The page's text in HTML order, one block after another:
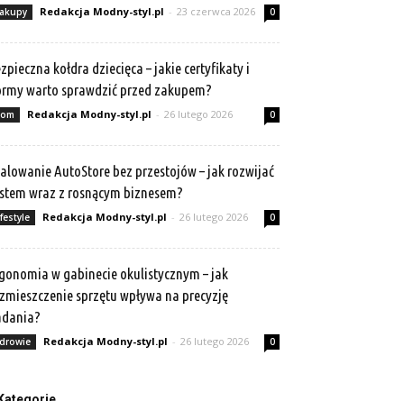
Redakcja Modny-styl.pl - 23 czerwca 2026 0
kołdra dziecięca – jakie certyfikaty i
warto sprawdzić przed zakupem?
Redakcja Modny-styl.pl - 26 lutego 2026 0
AutoStore bez przestojów – jak rozwijać
wraz z rosnącym biznesem?
Redakcja Modny-styl.pl - 26 lutego 2026 0
w gabinecie okulistycznym – jak
sprzętu wpływa na precyzję
Redakcja Modny-styl.pl - 26 lutego 2026 0